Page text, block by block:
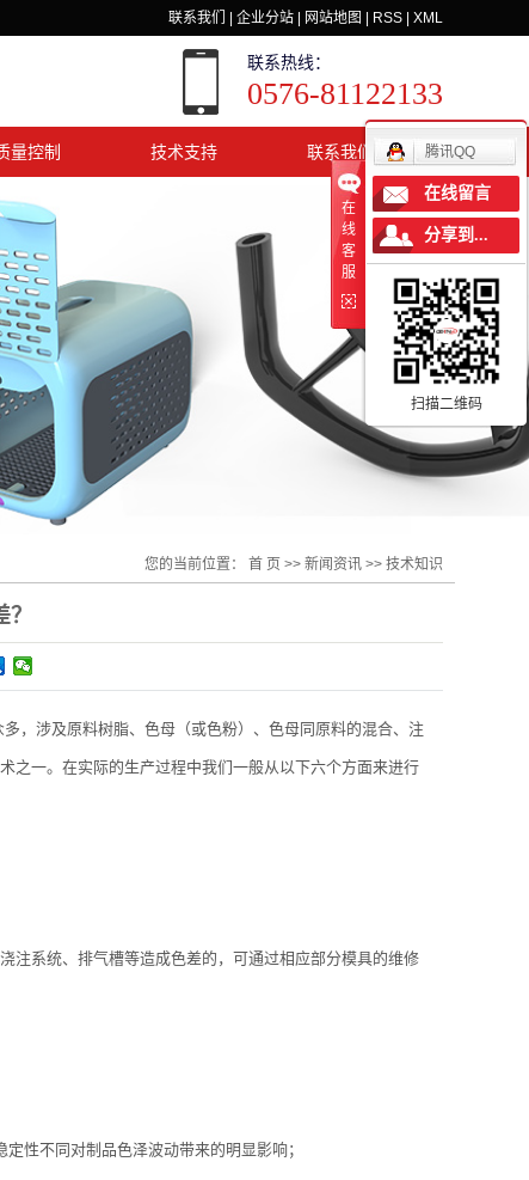
联系我们 企业分站 网站地图 RSS XML
联系热线：
0576-81122133
量控制 技术支持 联系我们
您的当前位置： 首 页 >> 新闻资讯 >> 技术知识
，涉及原料树脂、色母（或色粉）、色母同原料的混合、注
之一。在实际的生产过程中我们一般从以下六个方面来进行
注系统、排气槽等造成色差的，可通过相应部分模具的维修
性不同对制品色泽波动带来的明显影响；
在
线
客
服
腾讯QQ
在线留言
分享到...
扫描二维码